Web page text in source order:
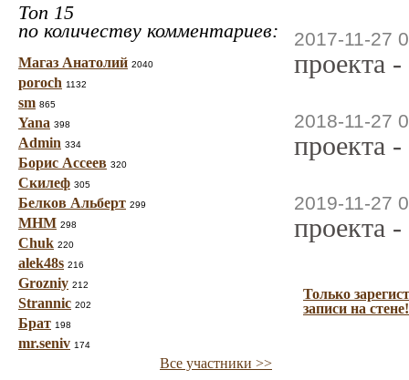
Топ 15
по количеству комментариев:
Магаз Анатолий 2040
poroch 1132
sm 865
Yana 398
Admin 334
Борис Ассеев 320
Скилеф 305
Белков Альберт 299
МНМ 298
Chuk 220
alek48s 216
Grozniy 212
Strannic 202
Брат 198
mr.seniv 174
Все участники >>
2017-11-27
проекта
2018-11-27
проекта
2019-11-27
проекта
Только
записи на стене!